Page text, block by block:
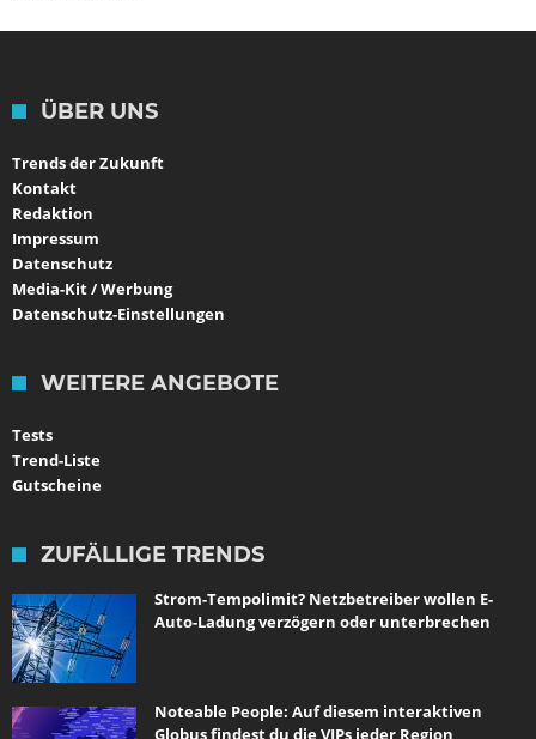
ÜBER UNS
Trends der Zukunft
Kontakt
Redaktion
Impressum
Datenschutz
Media-Kit / Werbung
Datenschutz-Einstellungen
WEITERE ANGEBOTE
Tests
Trend-Liste
Gutscheine
ZUFÄLLIGE TRENDS
Strom-Tempolimit? Netzbetreiber wollen E-
Auto-Ladung verzögern oder unterbrechen
Noteable People: Auf diesem interaktiven
Globus findest du die VIPs jeder Region